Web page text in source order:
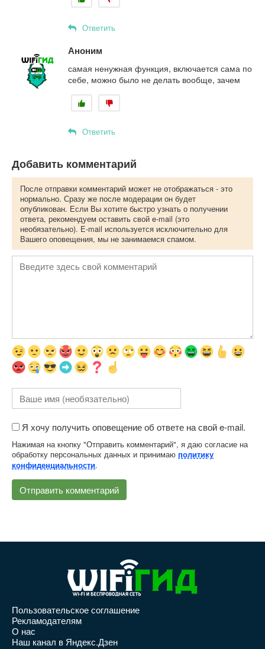
Ответить
Аноним
самая ненужная функция, включается сама по
себе, можно было не делать вообще, зачем
Ответить
Добавить комментарий
После отправки комментарий может не отображаться - это
нормально. Сразу же после модерации он будет
опубликован. Если Вы хотите быстро узнать о получении
ответа, рекомендуем оставить свой e-mail (это
необязательно). E-mail используется исключительно для
Вашего оповещения, мы не занимаемся спамом.
Я хочу получить оповещение об ответе на свой e-mail.
Нажимая на кнопку "Отправить комментарий", я даю согласие на
обработку персональных данных и принимаю политику
конфиденциальности.
Пользовательское соглашение
Рекламодателям
О нас
Наш канал в Яндекс.Дзен